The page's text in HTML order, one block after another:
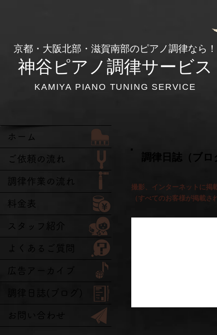
​京都・大阪北部・滋賀南部のピアノ調律なら！
神谷ピアノ調律サービス
KAMIYA PIANO TUNING SERVICE
調律日誌（ブ
撮影、インターネットに掲
（すべてのお客様が掲載
ホーム
ご依頼の流れ
調律作業の流れ
料金表
スタッフ紹介
よくあるご質問